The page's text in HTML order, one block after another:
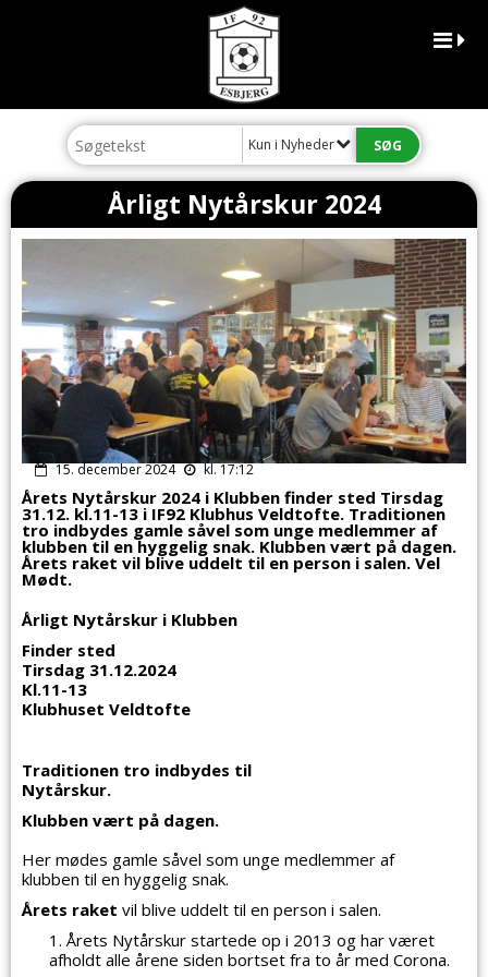
Kun i Nyheder
Årligt Nytårskur 2024
15. december 2024 kl. 17:12
Årets Nytårskur 2024 i Klubben finder sted Tirsdag
31.12. kl.11-13 i IF92 Klubhus Veldtofte. Traditionen
tro indbydes gamle såvel som unge medlemmer af
klubben til en hyggelig snak. Klubben vært på dagen.
Årets raket vil blive uddelt til en person i salen. Vel
Mødt.
Årligt Nytårskur i Klubben
Finder sted
Tirsdag 31.12.2024
Kl.11-13
Klubhuset Veldtofte
Traditionen tro indbydes til
Nytårskur.
Klubben vært på dagen.
Her mødes gamle såvel som unge medlemmer af
klubben til en hyggelig snak.
Årets raket vil blive uddelt til en person i salen.
Årets Nytårskur startede op i 2013 og har været
afholdt alle årene siden bortset fra to år med Corona.